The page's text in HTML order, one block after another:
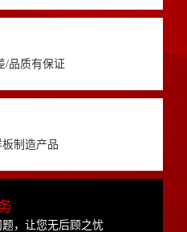
/品质有保证
制造产品
，让您无后顾之忧